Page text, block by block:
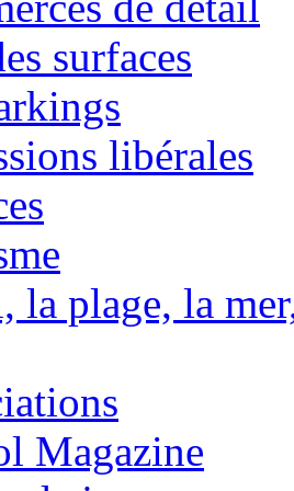
surfaces
libérales
la plage, la
Magazine